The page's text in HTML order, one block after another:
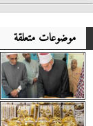
موضوعات متعلقة